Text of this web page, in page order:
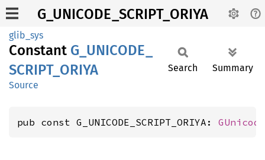
G_UNICODE_SCRIPT_ORIYA
glib_sys
Constant G_ UNICODE_
SCRIPT_ ORIYA
Source
Search Summary
pub const G_UNICODE_SCRIPT_ORIYA: